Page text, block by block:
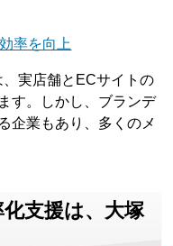
率を向上
実店舗とECサイトの
す。しかし、ブランデ
企業もあり、多くのメ
支援は、大塚